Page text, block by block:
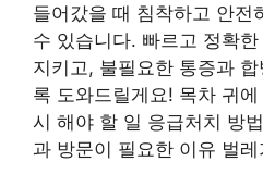
들어갔을 때 침착하고 안전
수 있습니다. 빠르고 정확
지키고, 불필요한 통증과
록 도와드릴게요! 목차 귀
시 해야 할 일 응급처치 방
과 방문이 필요한 이유 벌